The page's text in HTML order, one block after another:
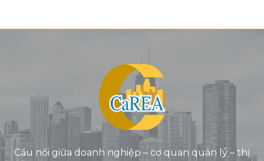
Cầu nối giữa doanh nghiệp – cơ quan quản lý – thị